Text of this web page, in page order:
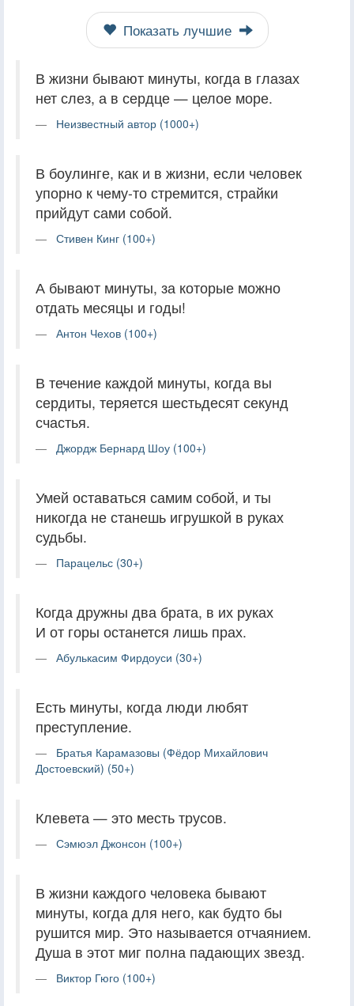
Показать лучшие
В жизни бывают минуты, когда в глазах
нет слез, а в сердце — целое море.
Неизвестный автор (1000+)
В боулинге, как и в жизни, если человек
упорно к чему-то стремится, страйки
прийдут сами собой.
Стивен Кинг (100+)
А бывают минуты, за которые можно
отдать месяцы и годы!
Антон Чехов (100+)
В течение каждой минуты, когда вы
сердиты, теряется шестьдесят секунд
счастья.
Джордж Бернард Шоу (100+)
Умей оставаться самим собой, и ты
никогда не станешь игрушкой в руках
судьбы.
Парацельс (30+)
Когда дружны два брата, в их руках
И от горы останется лишь прах.
Абулькасим Фирдоуси (30+)
Есть минуты, когда люди любят
преступление.
Братья Карамазовы (Фёдор Михайлович
Достоевский) (50+)
Клевета — это месть трусов.
Сэмюэл Джонсон (100+)
В жизни каждого человека бывают
минуты, когда для него, как будто бы
рушится мир. Это называется отчаянием.
Душа в этот миг полна падающих звезд.
Виктор Гюго (100+)